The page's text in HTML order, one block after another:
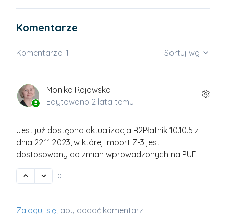
Komentarze
Komentarze: 1 Sortuj wg
Monika Rojowska
Edytowano 2 lata temu
Jest już dostępna aktualizacja R2Płatnik 10.10.5 z
dnia 22.11.2023, w której import Z-3 jest
dostosowany do zmian wprowadzonych na PUE.
0
Zaloguj się, aby dodać komentarz.